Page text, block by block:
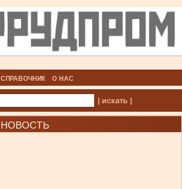
СПРАВОЧНИК О НАС
| искать |
НОВОСТЬ